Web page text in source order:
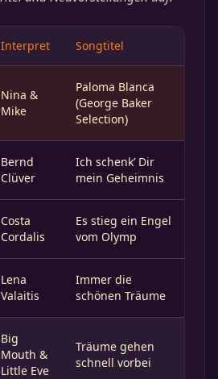
Interpret Songtitel
Nina &
Mike
Paloma Blanca
(George Baker
Selection)
Bernd
Clüver
Ich schenk’ Dir
mein Geheimnis
Costa
Cordalis
Es stieg ein Engel
vom Olymp
Lena
Valaitis
Immer die
schönen Träume
Big
Mouth &
Little Eve
Träume gehen
schnell vorbei